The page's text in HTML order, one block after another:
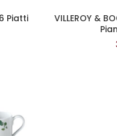
Piatti
VILLEROY &